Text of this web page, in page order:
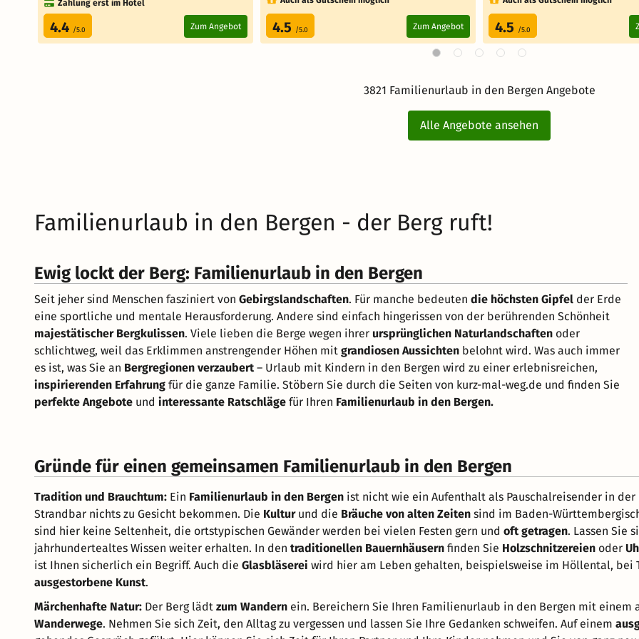
Zahlung erst im Hotel
4.4 /5.0 Zum Angebot 4.5 /5.0 Zum Angebot 4.5 /5.0
3821 Familienurlaub in den Bergen Angebote
Alle Angebote ansehen
Familienurlaub in den Bergen - der Berg ruft!
Ewig lockt der Berg: Familienurlaub in den Bergen
Seit jeher sind Menschen fasziniert von Gebirgslandschaften. Für manche bedeuten die höchsten Gipfel der Erde
eine sportliche und mentale Herausforderung. Andere sind einfach hingerissen von der berührenden Schönheit
majestätischer Bergkulissen. Viele lieben die Berge wegen ihrer ursprünglichen Naturlandschaften oder
schlichtweg, weil das Erklimmen anstrengender Höhen mit grandiosen Aussichten belohnt wird. Was auch immer
es ist, was Sie an Bergregionen verzaubert– Urlaub mit Kindern in den Bergen wird zu einer erlebnisreichen,
inspirierenden Erfahrung für die ganze Familie. Stöbern Sie durch die Seiten von kurz-mal-weg.de und finden Sie
perfekte Angebote und interessante Ratschläge für Ihren Familienurlaub in den Bergen.
Gründe für einen gemeinsamen Familienurlaub in den Bergen
Tradition und Brauchtum: Ein Familienurlaub in den Bergen ist nicht wie ein Aufenthalt als Pauschalreisender in
Strandbar nichts zu Gesicht bekommen. Die Kulturund die Bräuche von alten Zeiten sind im Baden-
sind hier keine Seltenheit, die ortstypischen Gewänder werden bei vielen Festen gern und oft getragen. Lassen Sie
jahrhundertealtes Wissen weiter erhalten. In den traditionellen Bauernhäusern finden Sie Holzschnitzereien oder
ist Ihnen sicherlich ein Begriff. Auch die Glasbläserei wird hier am Leben gehalten, beispielsweise im Höllental, bei
ausgestorbene Kunst.
Märchenhafte Natur: Der Berg lädt zum Wandern ein. Bereichern Sie Ihren Familienurlaub in den Bergen mit einem
Wanderwege. Nehmen Sie sich Zeit, den Alltag zu vergessen und lassen Sie Ihre Gedanken schweifen. Auf einem